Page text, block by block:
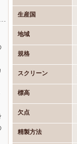
生産国
地域
規格
スクリーン
標高
欠点
精製方法